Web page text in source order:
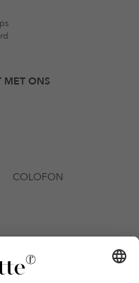
MET ONS
COLOFON
GmbH